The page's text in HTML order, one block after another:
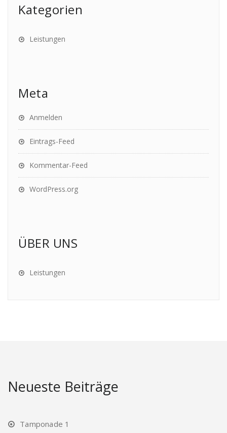
Kategorien
Leistungen
Meta
Anmelden
Eintrags-Feed
Kommentar-Feed
WordPress.org
ÜBER UNS
Leistungen
Neueste Beiträge
Tamponade 1